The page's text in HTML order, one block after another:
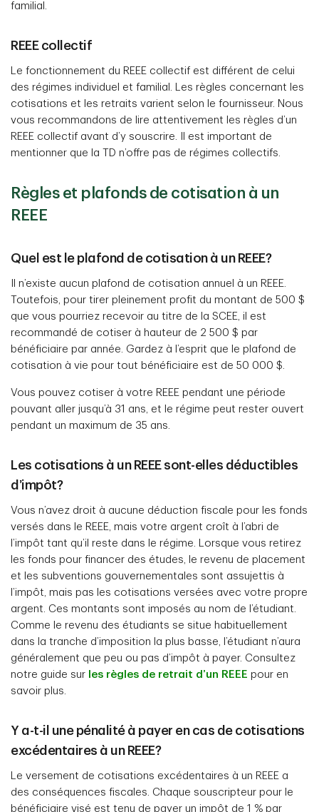
familial.
REEE collectif
Le fonctionnement du REEE collectif est différent de celui
des régimes individuel et familial. Les règles concernant les
cotisations et les retraits varient selon le fournisseur. Nous
vous recommandons de lire attentivement les règles d’un
REEE collectif avant d’y souscrire. Il est important de
mentionner que la TD n’offre pas de régimes collectifs.
Règles et plafonds de cotisation à un
REEE
Quel est le plafond de cotisation à un REEE?
Il n’existe aucun plafond de cotisation annuel à un REEE.
Toutefois, pour tirer pleinement profit du montant de 500 $
que vous pourriez recevoir au titre de la SCEE, il est
recommandé de cotiser à hauteur de 2 500 $ par
bénéficiaire par année. Gardez à l’esprit que le plafond de
cotisation à vie pour tout bénéficiaire est de 50 000 $.
Vous pouvez cotiser à votre REEE pendant une période
pouvant aller jusqu’à 31 ans, et le régime peut rester ouvert
pendant un maximum de 35 ans.
Les cotisations à un REEE sont-elles déductibles
d’impôt?
Vous n’avez droit à aucune déduction fiscale pour les fonds
versés dans le REEE, mais votre argent croît à l’abri de
l’impôt tant qu’il reste dans le régime. Lorsque vous retirez
les fonds pour financer des études, le revenu de placement
et les subventions gouvernementales sont assujettis à
l’impôt, mais pas les cotisations versées avec votre propre
argent. Ces montants sont imposés au nom de l’étudiant.
Comme le revenu des étudiants se situe habituellement
dans la tranche d’imposition la plus basse, l’étudiant n’aura
généralement que peu ou pas d’impôt à payer. Consultez
notre guide sur les règles de retrait d’un REEE pour en
savoir plus.
Y a-t-il une pénalité à payer en cas de cotisations
excédentaires à un REEE?
Le versement de cotisations excédentaires à un REEE a
des conséquences fiscales. Chaque souscripteur pour le
bénéficiaire visé est tenu de payer un impôt de 1 % par